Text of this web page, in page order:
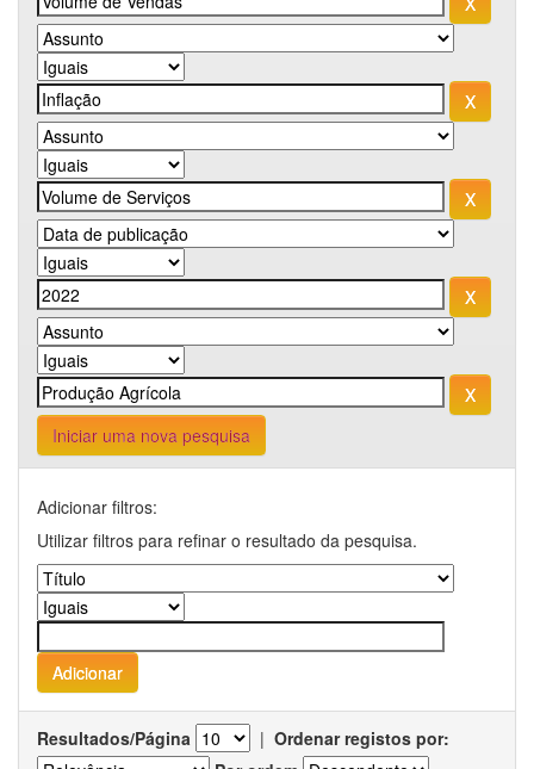
Iniciar uma nova pesquisa
Adicionar filtros:
Utilizar filtros para refinar o resultado da pesquisa.
Resultados/Página | Ordenar registos por: